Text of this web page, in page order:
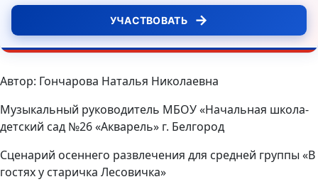
УЧАСТВОВАТЬ →
Автор: Гончарова Наталья Николаевна
Музыкальный руководитель МБОУ «Начальная школа-
детский сад №26 «Акварель» г. Белгород
Сценарий осеннего развлечения для средней группы «В
гостях у старичка Лесовичка»